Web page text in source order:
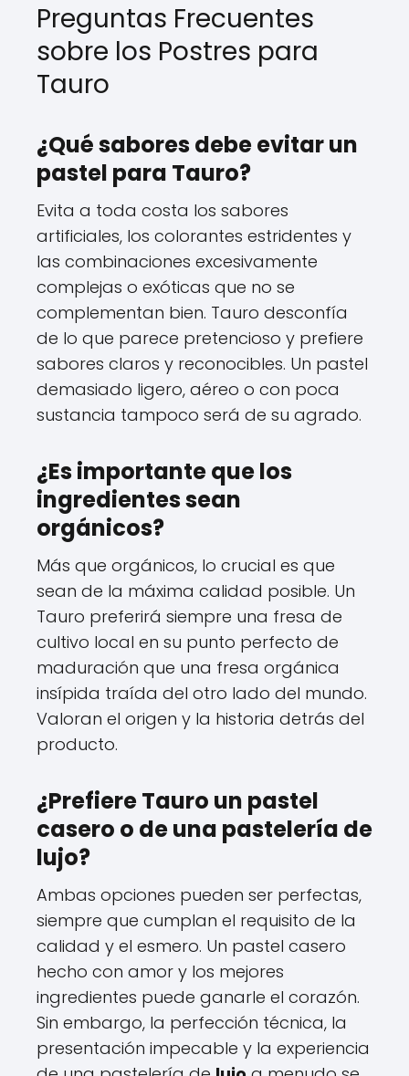
Preguntas Frecuentes
sobre los Postres para
Tauro
¿Qué sabores debe evitar un
pastel para Tauro?
Evita a toda costa los sabores
artificiales, los colorantes estridentes y
las combinaciones excesivamente
complejas o exóticas que no se
complementan bien. Tauro desconfía
de lo que parece pretencioso y prefiere
sabores claros y reconocibles. Un pastel
demasiado ligero, aéreo o con poca
sustancia tampoco será de su agrado.
¿Es importante que los
ingredientes sean
orgánicos?
Más que orgánicos, lo crucial es que
sean de la máxima calidad posible. Un
Tauro preferirá siempre una fresa de
cultivo local en su punto perfecto de
maduración que una fresa orgánica
insípida traída del otro lado del mundo.
Valoran el origen y la historia detrás del
producto.
¿Prefiere Tauro un pastel
casero o de una pastelería de
lujo?
Ambas opciones pueden ser perfectas,
siempre que cumplan el requisito de la
calidad y el esmero. Un pastel casero
hecho con amor y los mejores
ingredientes puede ganarle el corazón.
Sin embargo, la perfección técnica, la
presentación impecable y la experiencia